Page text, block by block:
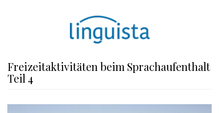
Freizeitaktivitäten beim Sprachaufenthalt
Teil 4